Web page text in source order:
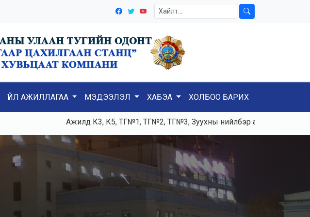
ҮЙЛ АЖИЛЛАГАА МЭДЭЭЛЭЛ ХАБЭА ХОЛБОО БАРИХ
Ажилд К3, К5, ТГ№1, ТГ№2, ТГ№3, Зуухны нийлбэр ачаалал 120-125тн/ц,